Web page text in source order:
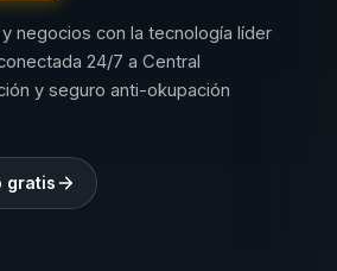
negocios con la tecnología líder
24/7 a Central
y seguro anti-okupación
gratis